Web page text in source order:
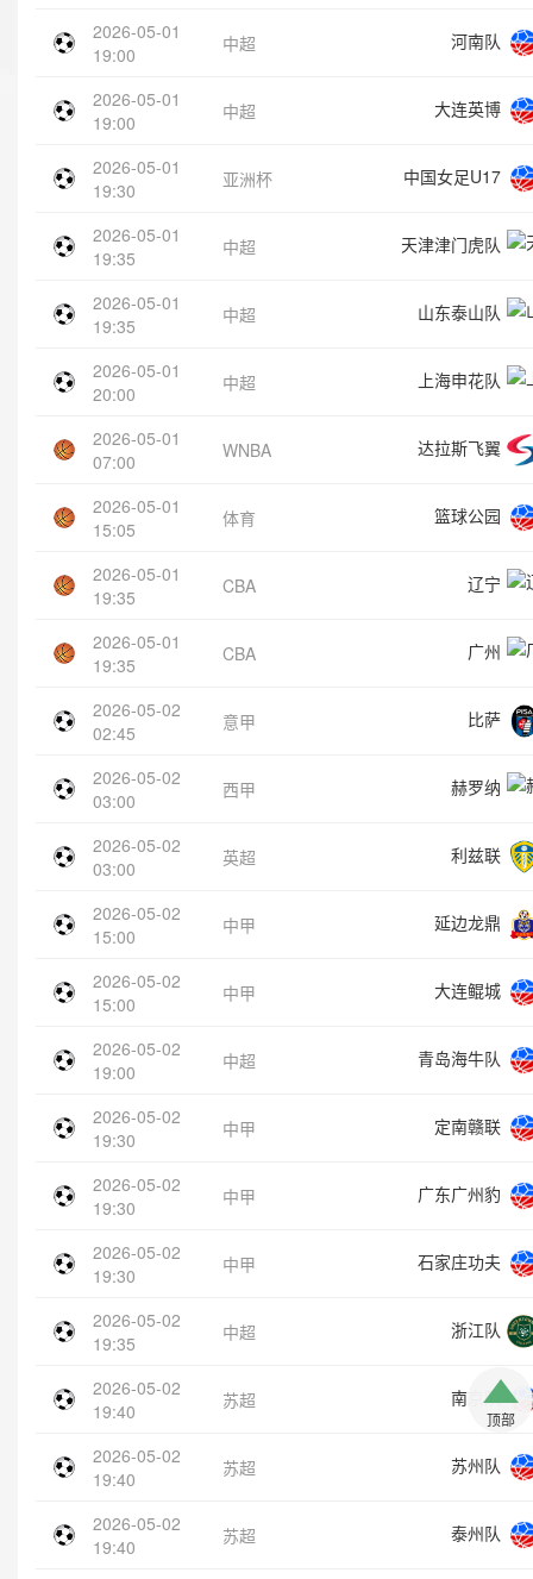
2026-05-01
19:00
中超 河南队
2026-05-01
19:00
中超 大连英博
2026-05-01
19:30
亚洲杯 中国女足U17
2026-05-01
19:35
中超 天津津门虎队
2026-05-01
19:35
中超 山东泰山队
2026-05-01
20:00
中超 上海申花队
2026-05-01
07:00
WNBA 达拉斯飞翼
2026-05-01
15:05
体育 篮球公园
2026-05-01
19:35
CBA 辽宁
2026-05-01
19:35
CBA 广州
2026-05-02
02:45
意甲 比萨
2026-05-02
03:00
西甲 赫罗纳
2026-05-02
03:00
英超 利兹联
2026-05-02
15:00
中甲 延边龙鼎
2026-05-02
15:00
中甲 大连鲲城
2026-05-02
19:00
中超 青岛海牛队
2026-05-02
19:30
中甲 定南赣联
2026-05-02
19:30
中甲 广东广州豹
2026-05-02
19:30
中甲 石家庄功夫
2026-05-02
19:35
中超 浙江队
2026-05-02
19:40
苏超 南京队
2026-05-02
19:40
苏超 苏州队
2026-05-02
19:40
苏超 泰州队
顶部